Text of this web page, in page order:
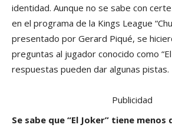
identidad. Aunque no se sabe con
en el programa de la Kings League
presentado por Gerard Piqué, se
preguntas al jugador conocido como “El
respuestas pueden dar algunas pistas.
Publicidad
Se sabe que “El Joker” tiene menos